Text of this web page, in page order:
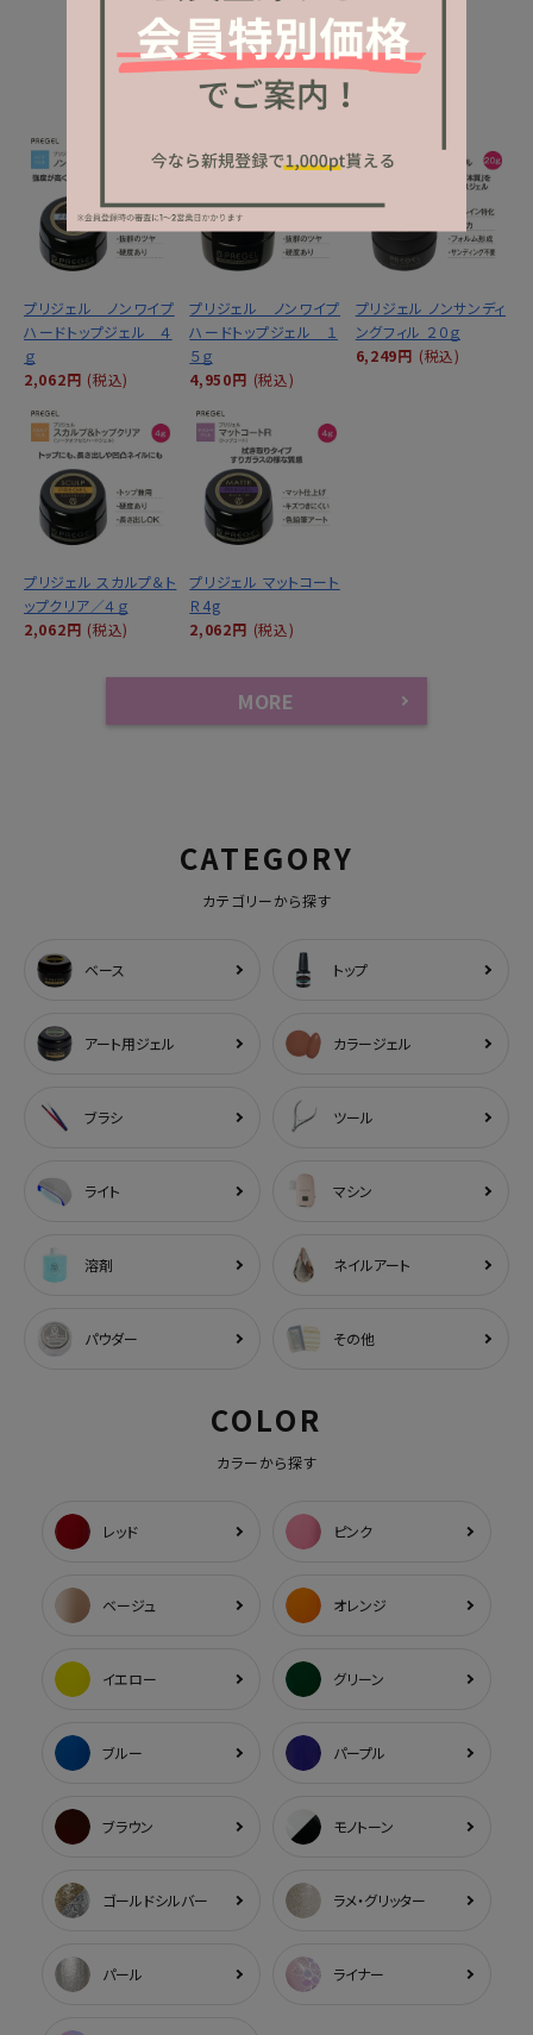
NEW ITEM
新着商品
プリジェル ノンワイプ
ハードトップジェル ４
ｇ
2,062円 (税込)
プリジェル ノンワイプ
ハードトップジェル １
５ｇ
4,950円 (税込)
プリジェル ノンサンディ
ングフィル ２０ｇ
6,249円 (税込)
プリジェル スカルプ＆ト
ップクリア／４ｇ
2,062円 (税込)
プリジェル マットコート
Ｒ4g
2,062円 (税込)
MORE
CATEGORY
カテゴリーから探す
ベース トップ
アート用ジェル カラージェル
ブラシ ツール
ライト マシン
溶剤 ネイルアート
パウダー その他
COLOR
カラーから探す
レッド ピンク
ベージュ オレンジ
イエロー グリーン
ブルー パープル
ブラウン モノトーン
ゴールドシルバー ラメ・グリッター
パール ライナー